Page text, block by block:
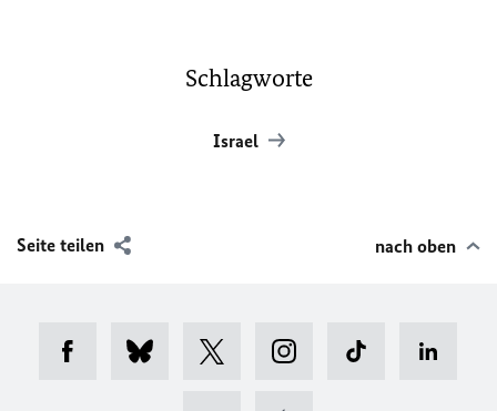
Schlagworte
Israel
Seite teilen nach oben